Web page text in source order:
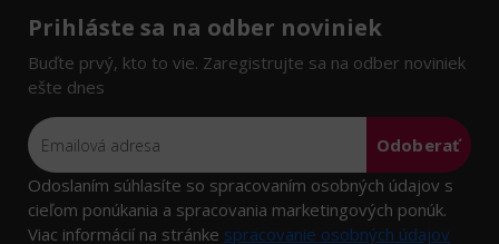
Prihláste sa na odber noviniek
Buďte prvý, kto to vie. Zaregistrujte sa na odber noviniek
ešte dnes
Odoberať
Odoslaním súhlasíte so spracovaním osobných údajov s
cieľom ponúkania a spracovania marketingových ponúk.
Viac informácií na stránke spracovanie osobných údajov